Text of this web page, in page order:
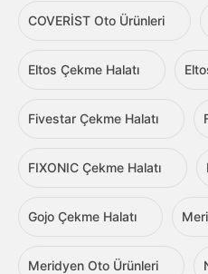
COVERİST Oto Ürünleri
Eltos Çekme Halatı
Fivestar Çekme Halatı
FIXONIC Çekme Halatı
Gojo Çekme Halatı
Meridyen Oto Ürünleri